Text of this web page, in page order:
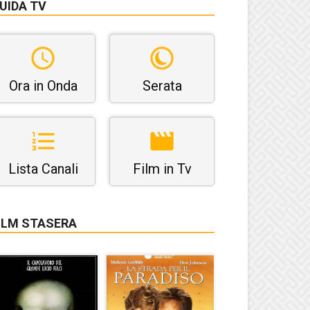
TV
Ora in Onda Serata
Lista Canali Film in Tv
STASERA